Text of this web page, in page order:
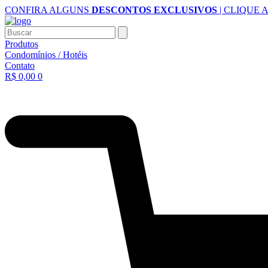
Ir
para
o
conteúdo
CONFIRA ALGUNS DESCONTOS EXCLUSIVOS | CLIQUE
Buscar
Produtos
Condomínios / Hotéis
Contato
R$ 0,00 0